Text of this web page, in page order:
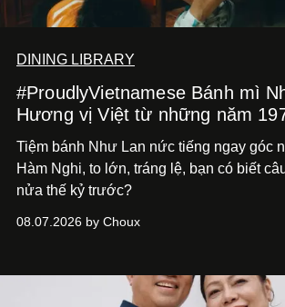
DINING LIBRARY
#ProudlyVietnamese Bánh mì
Hương vị Việt từ những năm
Tiệm bánh Như Lan nức tiếng ngay góc
Hàm Nghi, to lớn, tráng lệ, bạn có biết
nửa thế kỷ trước?
08.07.2026 by Choux